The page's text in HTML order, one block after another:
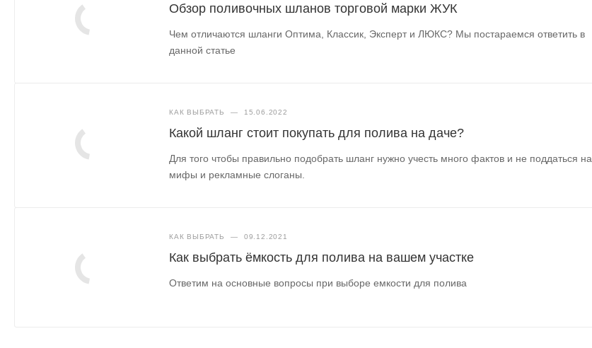
Обзор поливочных шланов торговой марки ЖУК
Чем отличаются шланги Оптима, Классик, Эксперт и ЛЮКС? Мы постараемся ответить в
данной статье
КАК ВЫБРАТЬ — 15.06.2022
Какой шланг стоит покупать для полива на даче?
Для того чтобы правильно подобрать шланг нужно учесть много фактов и не поддаться на
мифы и рекламные слоганы.
КАК ВЫБРАТЬ — 09.12.2021
Как выбрать ёмкость для полива на вашем участке
Ответим на основные вопросы при выборе емкости для полива